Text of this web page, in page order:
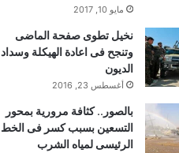
مايو 10, 2017
نخيل تطوى صفحة الماضى
وتنجح فى اعادة الهيكلة وسداد
الديون
أغسطس 23, 2016
بالصور.. كثافة مرورية بمحور
التسعين بسبب كسر فى الخط
الرئيسى لمياه الشرب